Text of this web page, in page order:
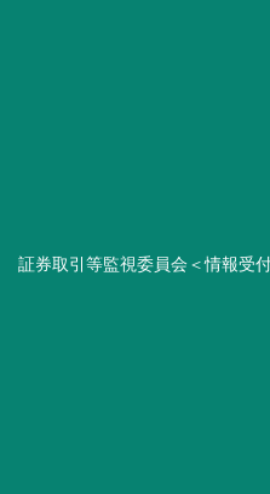
証券取引等監視委員会＜情報受